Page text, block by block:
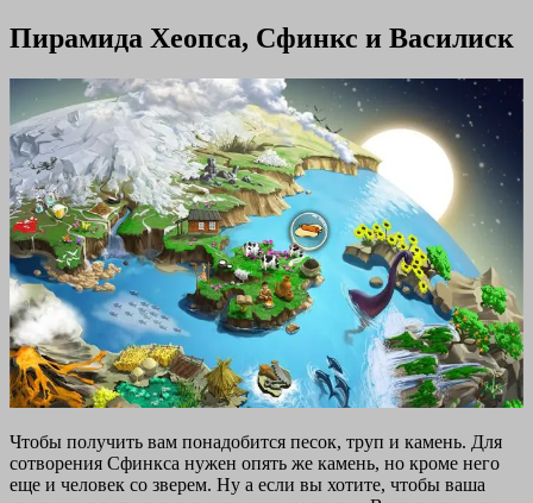
Пирамида Хеопса, Сфинкс и Василиск
Чтобы получить вам понадобится песок, труп и камень. Для
сотворения Сфинкса нужен опять же камень, но кроме него
еще и человек со зверем. Ну а если вы хотите, чтобы ваша